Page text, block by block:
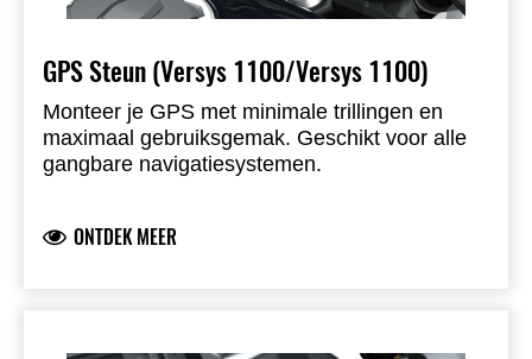
GPS Steun (Versys 1100/Versys 1100)
Monteer je GPS met minimale trillingen en
maximaal gebruiksgemak. Geschikt voor alle
gangbare navigatiesystemen.
ONTDEK MEER